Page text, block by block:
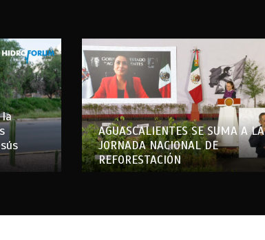
la
AGUASCALIENTES SE SUMA A LA
JORNADA NACIONAL DE
REFORESTACIÓN